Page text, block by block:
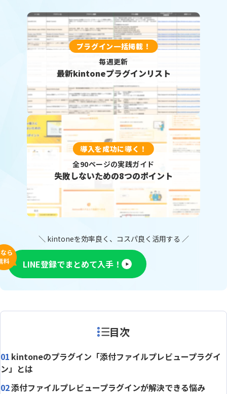
プラグイン一括掲載！
毎週更新
最新kintoneプラグインリスト
導入を成功に導く！
全90ページの実践ガイド
失敗しないための8つのポイント
＼ kintoneを効率良く、コスパ良く活用する ／
ら
料
LINE登録でまとめて入手！
目次
kintoneのプラグイン「添付ファイルプレビュープラグイ
ン」とは
添付ファイルプレビュープラグインが解決できる悩み